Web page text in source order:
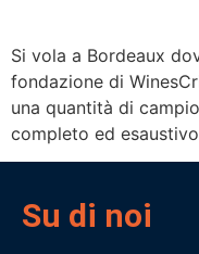
Si vola a Bordeaux
fondazione di
una quantità di
completo ed
Su di noi